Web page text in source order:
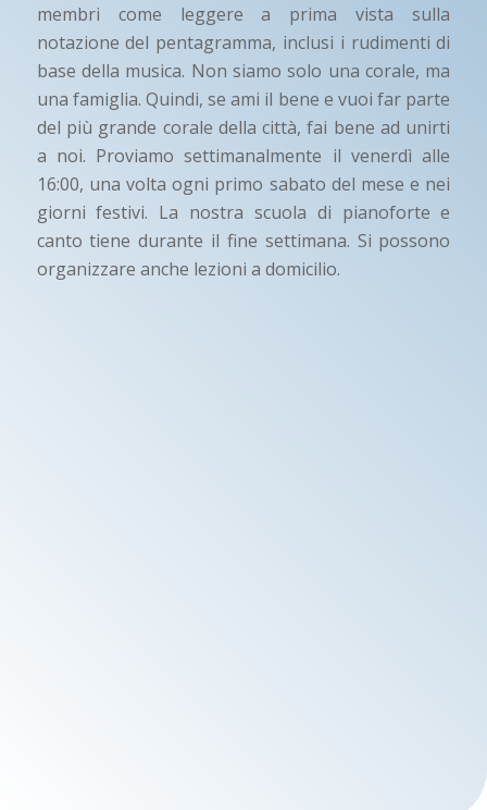
membri come leggere a prima vista sulla
notazione del pentagramma, inclusi i rudimenti di
base della musica. Non siamo solo una corale, ma
una famiglia. Quindi, se ami il bene e vuoi far parte
del più grande corale della città, fai bene ad unirti
a noi. Proviamo settimanalmente il venerdì alle
16:00, una volta ogni primo sabato del mese e nei
giorni festivi. La nostra scuola di pianoforte e
canto tiene durante il fine settimana. Si possono
organizzare anche lezioni a domicilio.